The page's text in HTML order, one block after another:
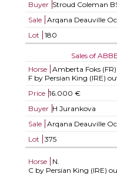
Buyer Stroud Coleman
Sale
Arqana Deauville
Lot
180
Sales of
Horse
Amberta Foks (FR)
F by Persian King (IRE)
Price 16.000 €
Buyer H Jurankova
Sale
Arqana Deauville
Lot
375
Horse
N.
C by Persian King (IRE)